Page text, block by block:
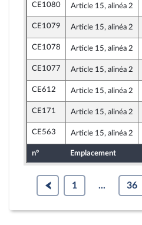
CE1080 Article 15, alinéa 2
CE1079 Article 15, alinéa 2
CE1078 Article 15, alinéa 2
CE1077 Article 15, alinéa 2
CE612 Article 15, alinéa 2
CE171 Article 15, alinéa 2
CE563 Article 15, alinéa 2
n° Emplacement
1 ... 36